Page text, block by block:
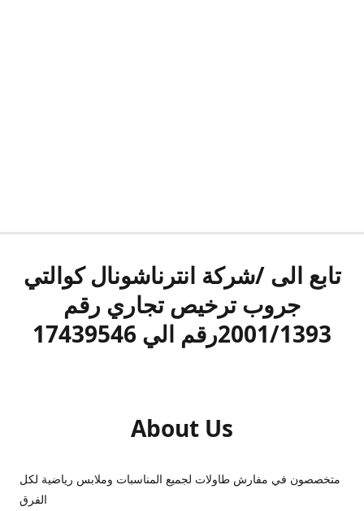
تابع الى /شركة انترناشونال كوالتي
جروب ترخيص تجاري رقم
2001/1393رقم الي 17439546
About Us
متخصصون في مفارش طاولات لجميع المناسبات وملابس رياضية لكل
الفرق